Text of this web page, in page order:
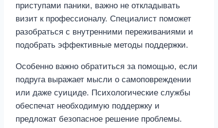
приступами паники, важно не откладывать
визит к профессионалу. Специалист поможет
разобраться с внутренними переживаниями и
подобрать эффективные методы поддержки.
Особенно важно обратиться за помощью, если
подруга выражает мысли о самоповреждении
или даже суициде. Психологические службы
обеспечат необходимую поддержку и
предложат безопасное решение проблемы.